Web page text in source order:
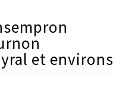
et environs